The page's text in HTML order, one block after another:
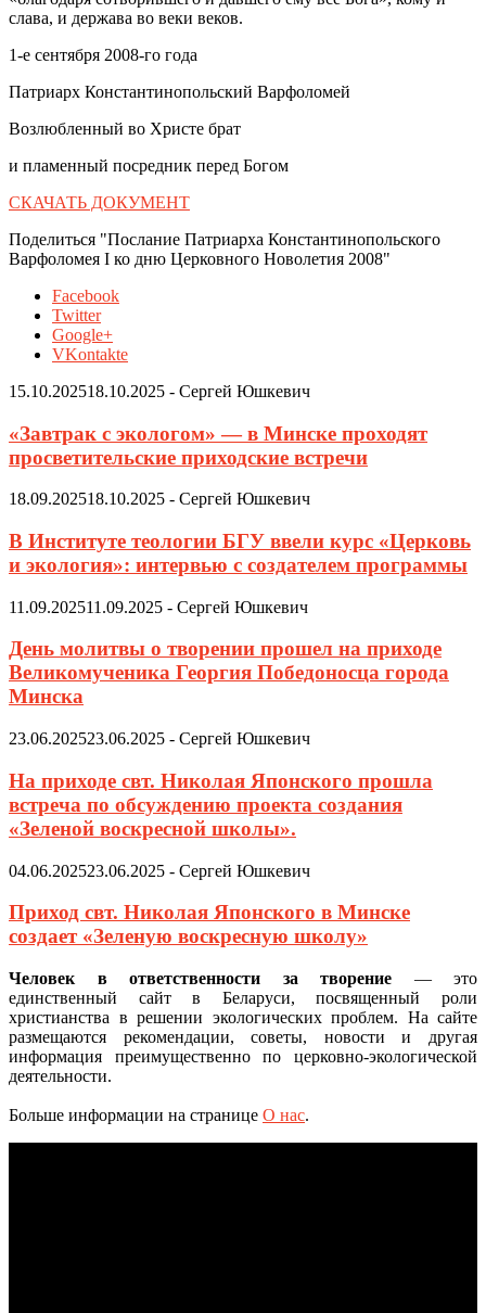
слава, и держава во веки веков.
1-е сентября 2008-го года
Патриарх Константинопольский Варфоломей
Возлюбленный во Христе брат
и пламенный посредник перед Богом
СКАЧАТЬ ДОКУМЕНТ
Поделиться "Послание Патриарха Константинопольского
Варфоломея I ко дню Церковного Новолетия 2008"
Facebook
Twitter
Google+
VKontakte
15.10.202518.10.2025 - Сергей Юшкевич
«Завтрак с экологом» — в Минске проходят
просветительские приходские встречи
18.09.202518.10.2025 - Сергей Юшкевич
В Институте теологии БГУ ввели курс «Церковь
и экология»: интервью с создателем программы
11.09.202511.09.2025 - Сергей Юшкевич
День молитвы о творении прошел на приходе
Великомученика Георгия Победоносца города
Минска
23.06.202523.06.2025 - Сергей Юшкевич
На приходе свт. Николая Японского прошла
встреча по обсуждению проекта создания
«Зеленой воскресной школы».
04.06.202523.06.2025 - Сергей Юшкевич
Приход свт. Николая Японского в Минске
создает «Зеленую воскресную школу»
Человек в ответственности за творение — это
единственный сайт в Беларуси, посвященный роли
христианства в решении экологических проблем. На сайте
размещаются рекомендации, советы, новости и другая
информация преимущественно по церковно-экологической
деятельности.
Больше информации на странице О нас.